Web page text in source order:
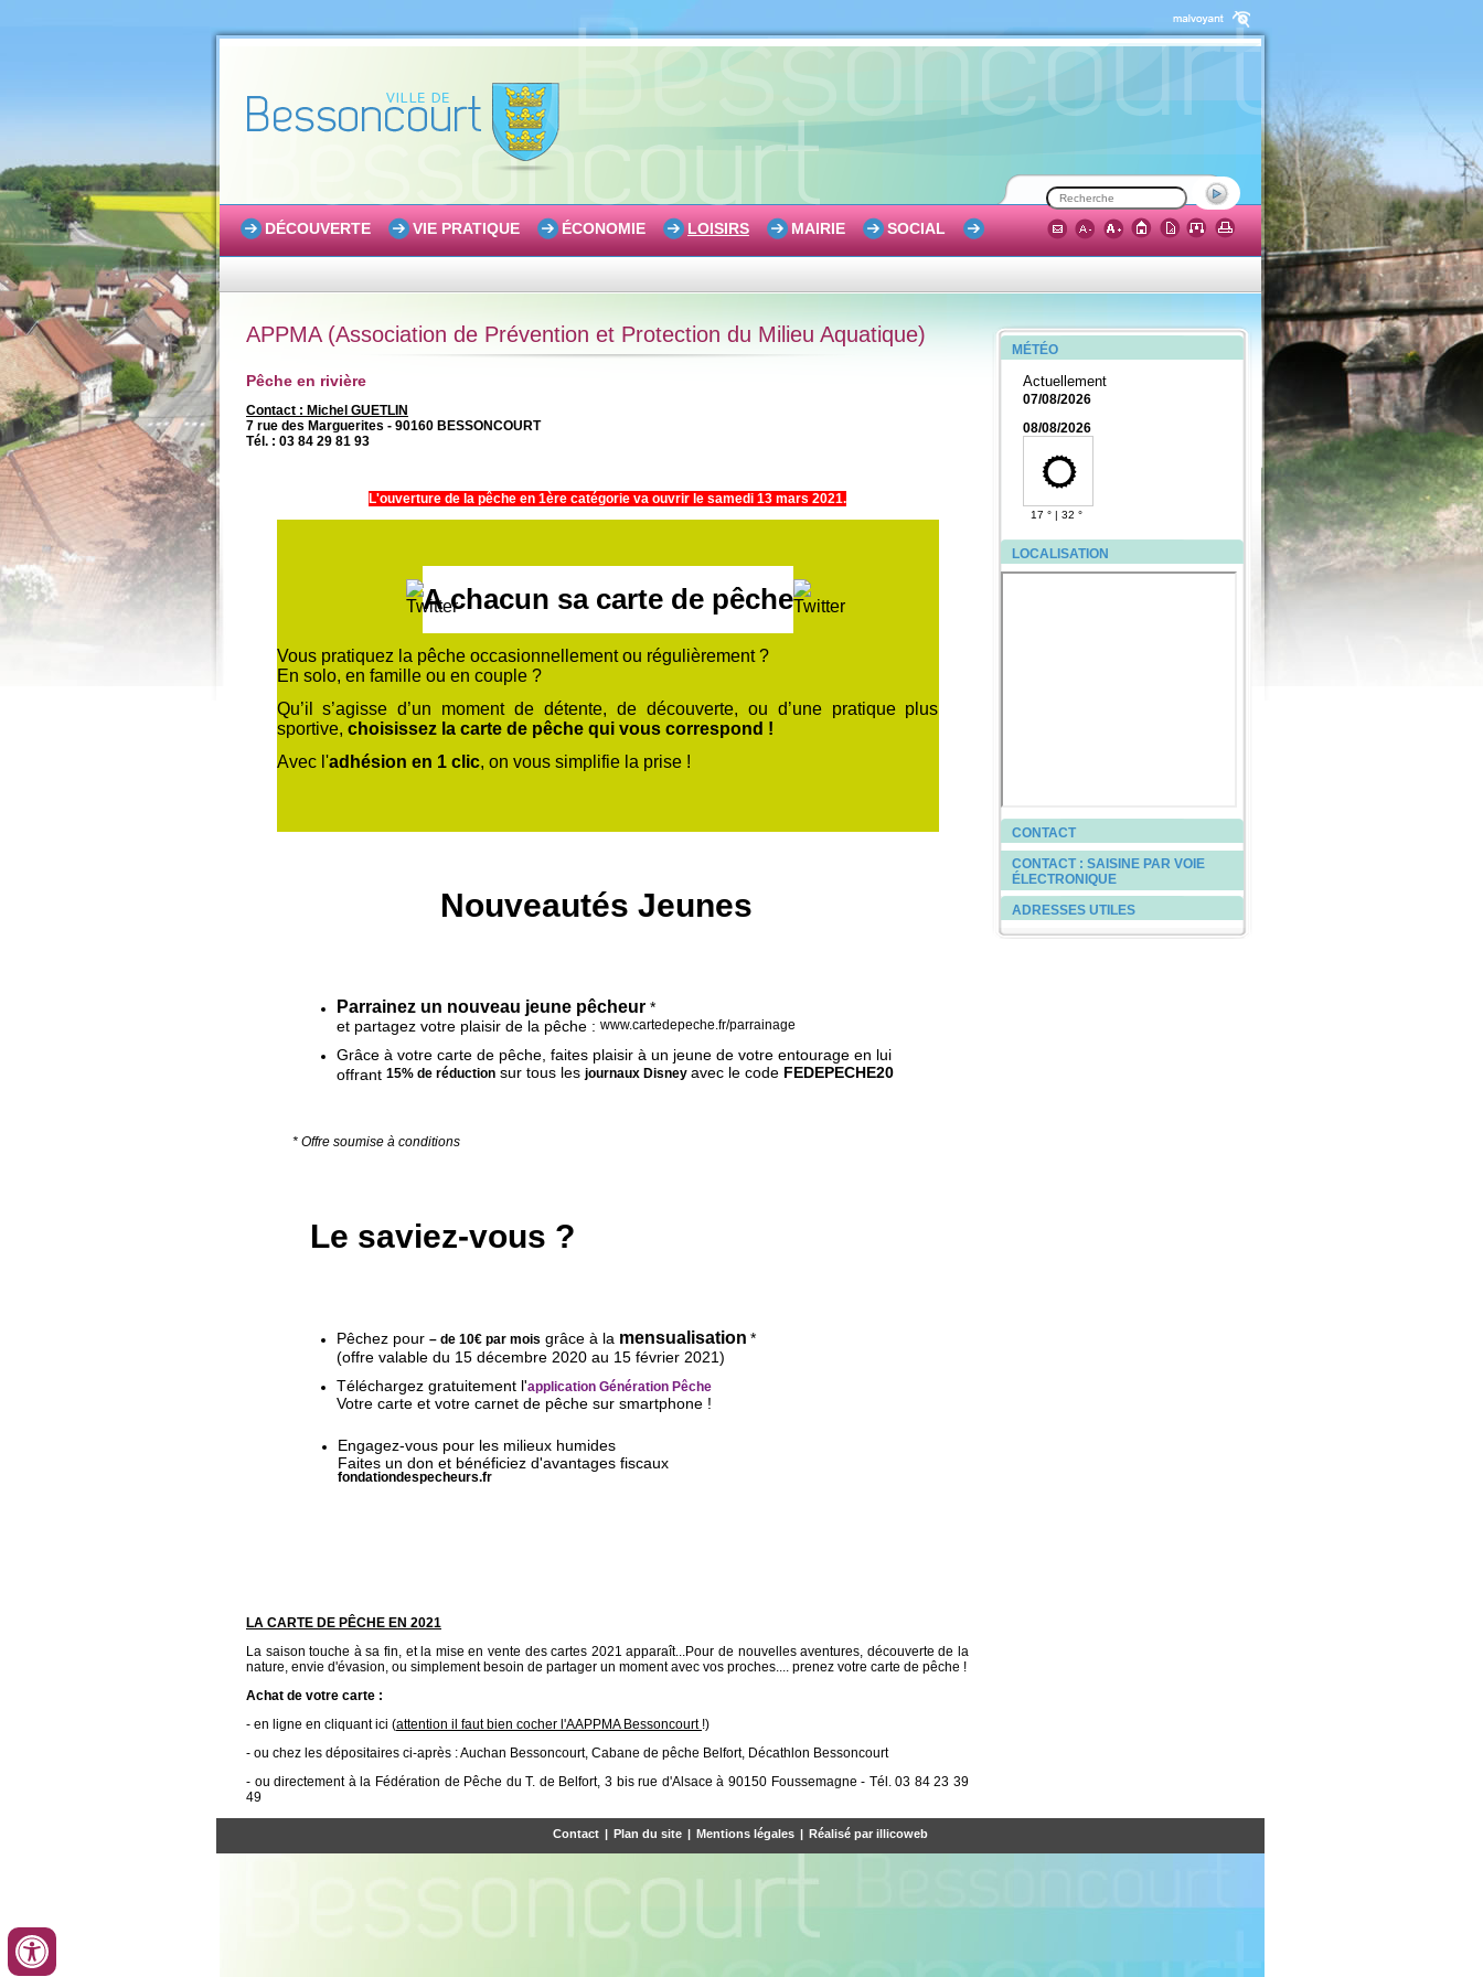
DÉCOUVERTE VIE PRATIQUE ÉCONOMIE LOISIRS MAIRIE SOCIAL
APPMA (Association de Prévention et Protection du Milieu Aquatique)
Pêche en rivière
Contact : Michel GUETLIN
7 rue des Marguerites - 90160 BESSONCOURT
Tél. : 03 84 29 81 93
L'ouverture de la pêche en 1ère catégorie va ouvrir le samedi 13 mars 2021.
A chacun sa carte de pêche
Vous pratiquez la pêche occasionnellement ou régulièrement ?
En solo, en famille ou en couple ?
Qu’il s’agisse d’un moment de détente, de découverte, ou d’une pratique plus
sportive, choisissez la carte de pêche qui vous correspond !
Avec l'adhésion en 1 clic, on vous simplifie la prise !
Nouveautés Jeunes
Parrainez un nouveau jeune pêcheur *
et partagez votre plaisir de la pêche : www.cartedepeche.fr/parrainage
Grâce à votre carte de pêche, faites plaisir à un jeune de votre entourage en lui
offrant 15% de réduction sur tous les journaux Disney avec le code FEDEPECHE20
* Offre soumise à conditions
Le saviez-vous ?
Pêchez pour – de 10€ par mois grâce à la mensualisation *
(offre valable du 15 décembre 2020 au 15 février 2021)
Téléchargez gratuitement l'application Génération Pêche
Votre carte et votre carnet de pêche sur smartphone !
Engagez-vous pour les milieux humides
Faites un don et bénéficiez d'avantages fiscaux
fondationdespecheurs.fr
LA CARTE DE PÊCHE EN 2021
La saison touche à sa fin, et la mise en vente des cartes 2021 apparaît...Pour de nouvelles aventures, découverte de la
nature, envie d'évasion, ou simplement besoin de partager un moment avec vos proches.... prenez votre carte de pêche !
Achat de votre carte :
- en ligne en cliquant ici (attention il faut bien cocher l'AAPPMA Bessoncourt !)
- ou chez les dépositaires ci-après : Auchan Bessoncourt, Cabane de pêche Belfort, Décathlon Bessoncourt
- ou directement à la Fédération de Pêche du T. de Belfort, 3 bis rue d'Alsace à 90150 Foussemagne - Tél. 03 84 23 39
49
MÉTÉO
Actuellement
07/08/2026
08/08/2026
17 ° | 32 °
LOCALISATION
CONTACT
CONTACT : SAISINE PAR VOIE
ÉLECTRONIQUE
ADRESSES UTILES
Contact | Plan du site | Mentions légales | Réalisé par illicoweb